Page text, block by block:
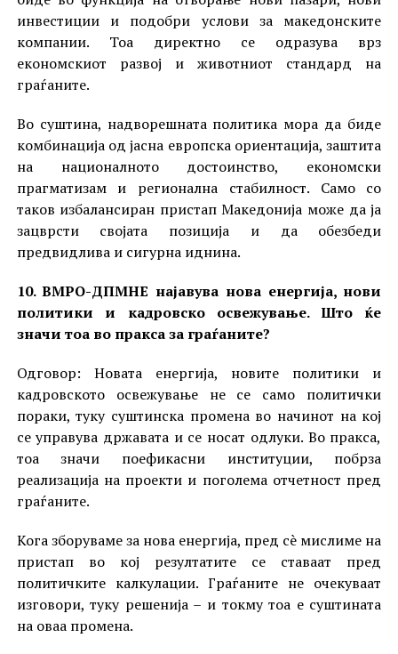
инвестиции и подобри услови за македонските
компании. Тоа директно се одразува врз
економскиот развој и животниот стандард на
граѓаните.
Во суштина, надворешната политика мора да биде
комбинација од јасна европска ориентација, заштита
на националното достоинство, економски
прагматизам и регионална стабилност. Само со
таков избалансиран пристап Македонија може да ја
зацврсти својата позиција и да обезбеди
предвидлива и сигурна иднина.
10. ВМРО-ДПМНЕ најавува нова енергија, нови
политики и кадровско освежување. Што ќе
значи тоа во пракса за граѓаните?
Одговор: Новата енергија, новите политики и
кадровското освежување не се само политички
пораки, туку суштинска промена во начинот на кој
се управува државата и се носат одлуки. Во пракса,
тоа значи поефикасни институции, побрза
реализација на проекти и поголема отчетност пред
граѓаните.
Кога зборуваме за нова енергија, пред сè мислиме на
пристап во кој резултатите се ставаат пред
политичките калкулации. Граѓаните не очекуваат
изговори, туку решенија – и токму тоа е суштината
на оваа промена.